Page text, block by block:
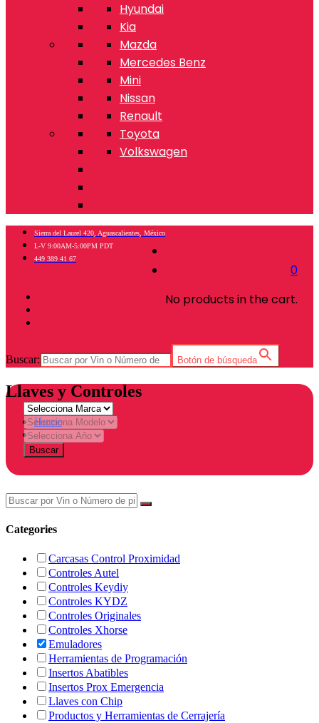
Hyundai
Kia
Mazda
Mercedes Benz
Mini
Nissan
Renault
Toyota
Volkswagen
0
No products in the cart.
Sierra del Laurel 420, Aguascalientes, México
L-V 9:00AM-5:00PM PDT
449 389 41 67
Buscar: Botón de búsqueda
Llaves y Controles
Home
Tienda
Buscar
Categories
Carcasas Control Proximidad
Controles Autel
Controles Keydiy
Controles KYDZ
Controles Originales
Controles Xhorse
Emuladores
Herramientas de Programación
Insertos Abatibles
Insertos Prox Emergencia
Llaves con Chip
Productos y Herramientas de Cerrajería